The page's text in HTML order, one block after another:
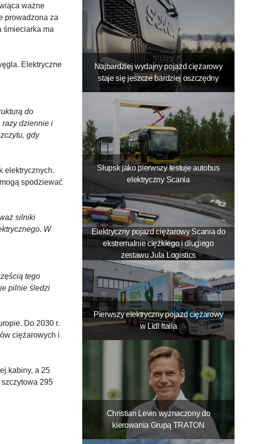
ważne
prowadzona za
śmieciarka ma
Elektryczne
do
razy dziennie i
gdy
elektrycznych.
spodziewać
silniki
W
tego
pilnie śledzi
Do 2030 r.
ciężarowych i
kabiny, a 25
295
Najbardziej wydajny pojazd ciężarowy
staje się jeszcze bardziej oszczędny
Słupsk jako pierwszy testuje autobus
elektryczny Scania
Elektryczny pojazd ciężarowy Scania do
ekstremalnie ciężkiego i długiego
zestawu Jula Logistics
Pierwszy elektryczny pojazd ciężarowy
w Lidl Italia
Christian Levin wyznaczony do
kierowania Grupą TRATON